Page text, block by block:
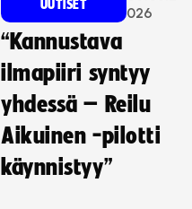
UUTISET
026
“Kannustava
ilmapiiri syntyy
yhdessä – Reilu
Aikuinen -pilotti
käynnistyy”